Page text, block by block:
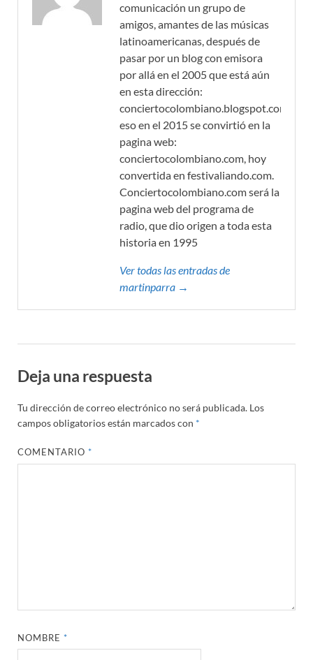
comunicación un grupo de
amigos, amantes de las músicas
latinoamericanas, después de
pasar por un blog con emisora
por allá en el 2005 que está aún
en esta dirección:
conciertocolombiano.blogspot.com,
eso en el 2015 se convirtió en la
pagina web:
conciertocolombiano.com, hoy
convertida en festivaliando.com.
Conciertocolombiano.com será la
pagina web del programa de
radio, que dio origen a toda esta
historia en 1995
Ver todas las entradas de
martinparra →
Deja una respuesta
Tu dirección de correo electrónico no será publicada. Los
campos obligatorios están marcados con *
COMENTARIO*
NOMBRE*